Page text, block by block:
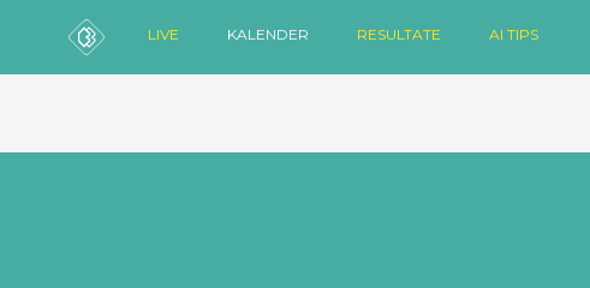
LIVE KALENDER RESULTATE AI TIPS